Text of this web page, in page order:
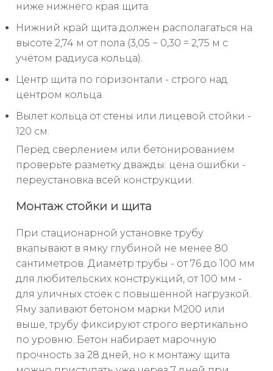
ниже нижнего края щита.
Нижний край щита должен располагаться на
высоте 2,74 м от пола (3,05 − 0,30 = 2,75 м с
учётом радиуса кольца).
Центр щита по горизонтали - строго над
центром кольца.
Вылет кольца от стены или лицевой стойки -
120 см.
Перед сверлением или бетонированием
проверьте разметку дважды: цена ошибки -
переустановка всей конструкции.
Монтаж стойки и щита
При стационарной установке трубу
вкапывают в ямку глубиной не менее 80
сантиметров. Диаметр трубы - от 76 до 100 мм
для любительских конструкций, от 100 мм -
для уличных стоек с повышенной нагрузкой.
Яму заливают бетоном марки М200 или
выше, трубу фиксируют строго вертикально
по уровню. Бетон набирает марочную
прочность за 28 дней, но к монтажу щита